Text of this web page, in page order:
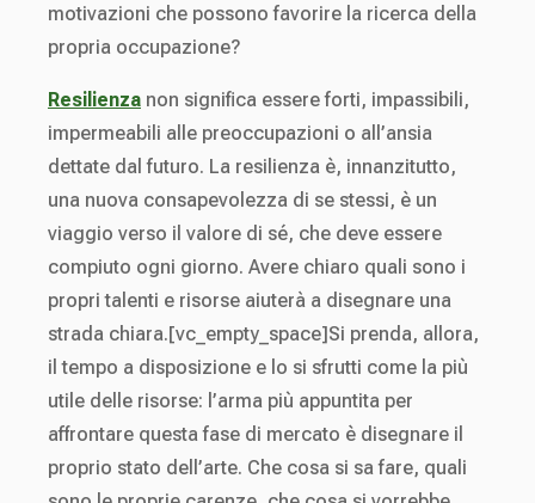
motivazioni che possono favorire la ricerca della
propria occupazione?
Resilienza non significa essere forti, impassibili,
impermeabili alle preoccupazioni o all’ansia
dettate dal futuro. La resilienza è, innanzitutto,
una nuova consapevolezza di se stessi, è un
viaggio verso il valore di sé, che deve essere
compiuto ogni giorno. Avere chiaro quali sono i
propri talenti e risorse aiuterà a disegnare una
strada chiara.[vc_empty_space]Si prenda, allora,
il tempo a disposizione e lo si sfrutti come la più
utile delle risorse: l’arma più appuntita per
affrontare questa fase di mercato è disegnare il
proprio stato dell’arte. Che cosa si sa fare, quali